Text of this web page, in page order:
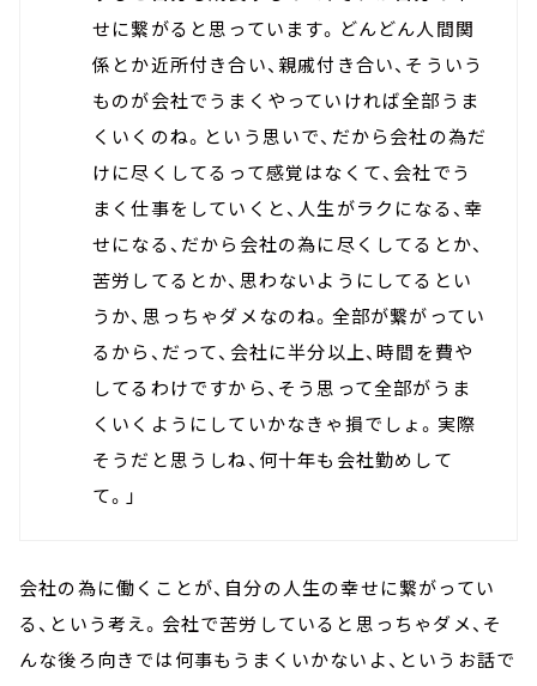
せに繋がると思っています。どんどん人間関
係とか近所付き合い、親戚付き合い、そういう
ものが会社でうまくやっていければ全部うま
くいくのね。という思いで、だから会社の為だ
けに尽くしてるって感覚はなくて、会社でう
まく仕事をしていくと、人生がラクになる、幸
せになる、だから会社の為に尽くしてるとか、
苦労してるとか、思わないようにしてるとい
うか、思っちゃダメなのね。全部が繋がってい
るから、だって、会社に半分以上、時間を費や
してるわけですから、そう思って全部がうま
くいくようにしていかなきゃ損でしょ。実際
そうだと思うしね、何十年も会社勤めして
て。」
会社の為に働くことが、自分の人生の幸せに繋がってい
る、という考え。会社で苦労していると思っちゃダメ、そ
んな後ろ向きでは何事もうまくいかないよ、というお話で